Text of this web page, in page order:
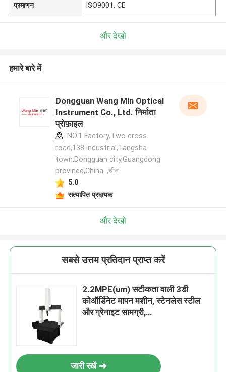
प्रमाणन ISO9001, CE
और देखो
हमारे बारे में
Dongguan Wang Min Optical
Instrument Co., Ltd. निर्माता
प्रोफ़ाइल
NO.1 Factory,Two cross
road,138 industrial,Tangsha
town,Dongguan city,Guangdong
province,China. ,चीन
5.0
सत्यापित प्रदायक
और देखो
सबसे उत्तम प्रतिदान प्राप्त करें
2.2MPE(um) सटीकता वाली 3डी
कोऑर्डिनेट मापन मशीन, स्टेनलेस स्टील
और ग्रेनाइट सामग्री,
जारी रखें